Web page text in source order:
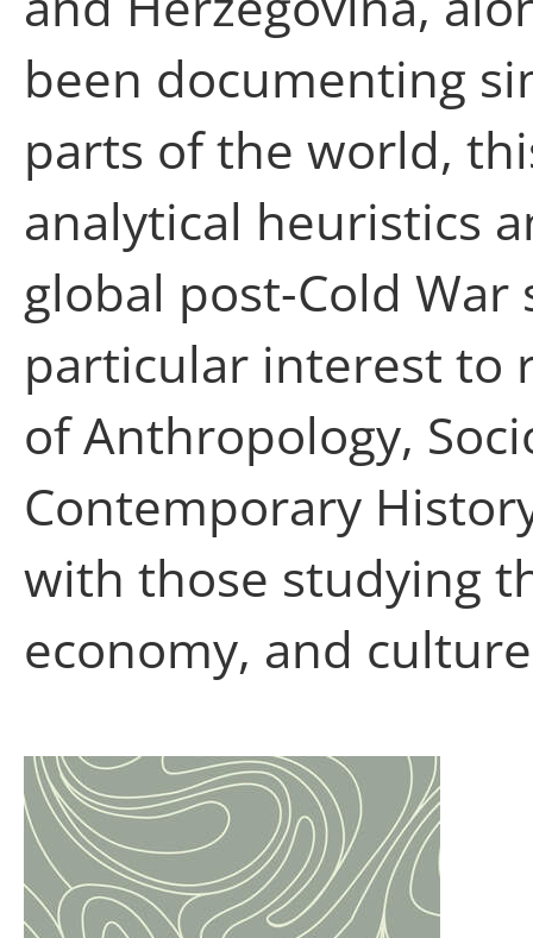
been documenting
parts of the world,
analytical heuristics
global post-Cold
particular interest to
of Anthropology,
Contemporary
with those studying
economy, and